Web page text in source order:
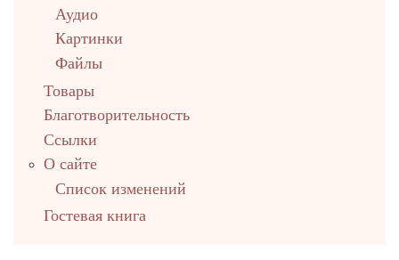
Аудио
Картинки
Файлы
Товары
Благотворительность
Ссылки
О сайте
Список изменений
Гостевая книга